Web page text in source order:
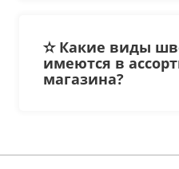
Pfaff;
Husqvarna
Family.
ниток
✫ Какие виды
имеются в
магазина?
универсального